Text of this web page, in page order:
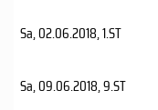
Sa, 02.06.2018, 1.ST
Sa, 09.06.2018, 9.ST